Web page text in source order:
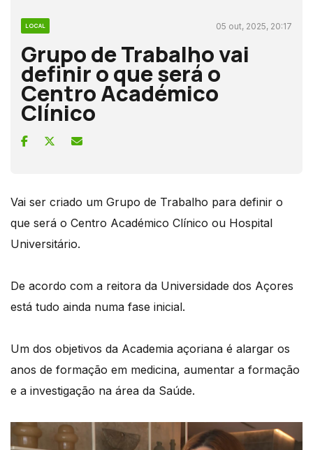
LOCAL 05 out, 2025, 20:17
Grupo de Trabalho vai
definir o que será o
Centro Académico
Clínico
Vai ser criado um Grupo de Trabalho para definir o
que será o Centro Académico Clínico ou Hospital
Universitário.
De acordo com a reitora da Universidade dos Açores
está tudo ainda numa fase inicial.
Um dos objetivos da Academia açoriana é alargar os
anos de formação em medicina, aumentar a formação
e a investigação na área da Saúde.